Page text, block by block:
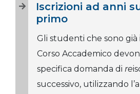
Iscrizioni ad anni
primo
Gli studenti che sono già
Corso Accademico
specifica domanda di re
successivo, utilizzando